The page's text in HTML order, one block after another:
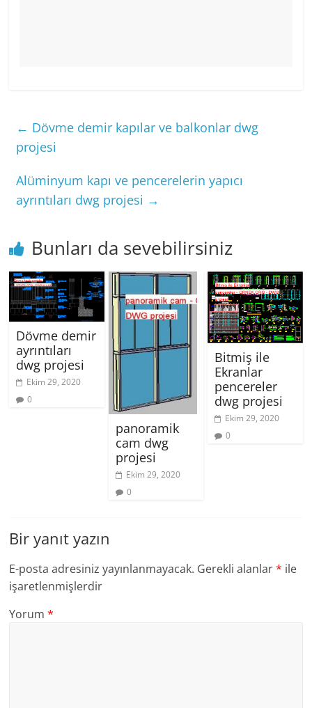
← Dövme demir kapılar ve balkonlar dwg
projesi
Alüminyum kapı ve pencerelerin yapıcı
ayrıntıları dwg projesi →
Bunları da sevebilirsiniz
Dövme demir
ayrıntıları
dwg projesi
Ekim 29, 2020
0
panoramik
cam dwg
projesi
Ekim 29, 2020
0
Bitmiş ile
Ekranlar
pencereler
dwg projesi
Ekim 29, 2020
0
Bir yanıt yazın
E-posta adresiniz yayınlanmayacak. Gerekli alanlar* ile
işaretlenmişlerdir
Yorum*